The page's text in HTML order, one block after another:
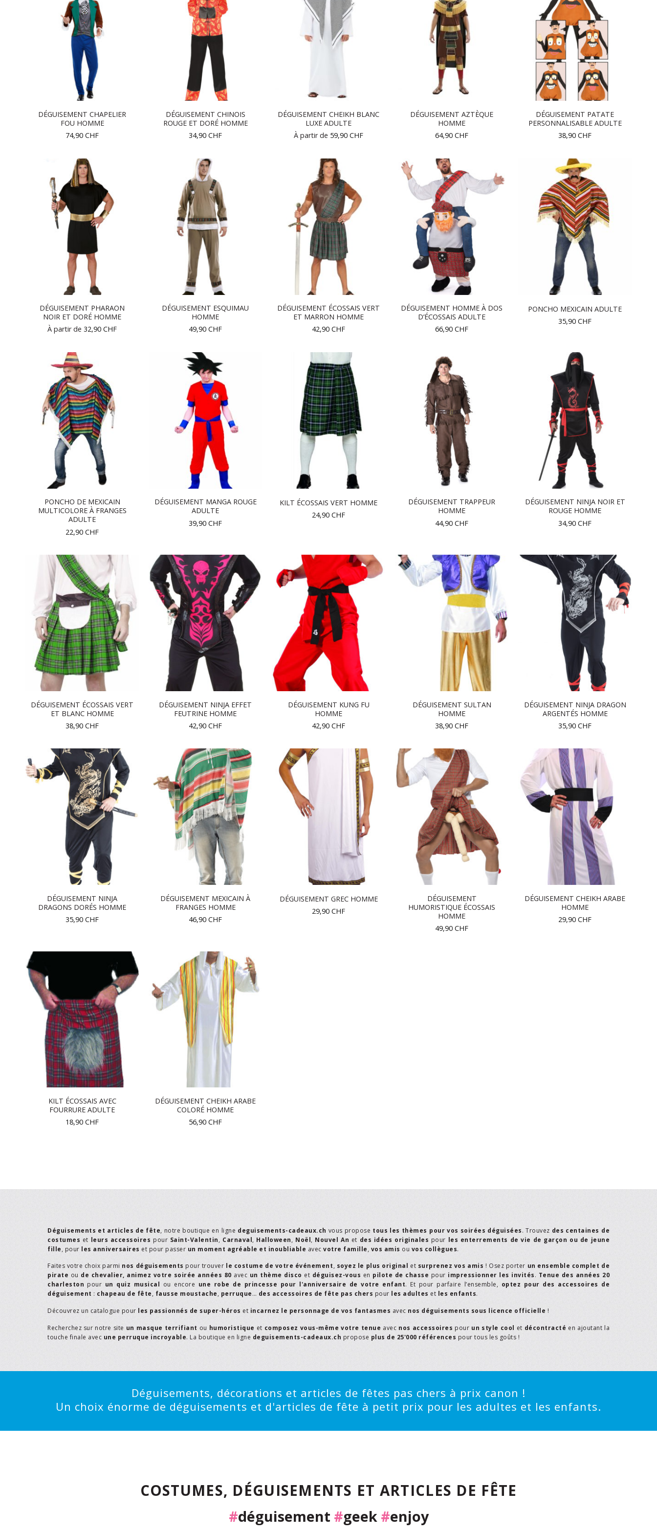
DÉGUISEMENT CHAPELIER
FOU HOMME
74,90 CHF
DÉGUISEMENT CHINOIS
ROUGE ET DORÉ HOMME
34,90 CHF
DÉGUISEMENT CHEIKH BLANC
LUXE ADULTE
À partir de 59,90 CHF
DÉGUISEMENT AZTÈQUE
HOMME
64,90 CHF
DÉGUISEMENT PATATE
PERSONNALISABLE ADULTE
38,90 CHF
DÉGUISEMENT PHARAON
NOIR ET DORÉ HOMME
À partir de 32,90 CHF
DÉGUISEMENT ESQUIMAU
HOMME
49,90 CHF
DÉGUISEMENT ÉCOSSAIS VERT
ET MARRON HOMME
42,90 CHF
DÉGUISEMENT HOMME À DOS
D’ÉCOSSAIS ADULTE
66,90 CHF
PONCHO MEXICAIN ADULTE
35,90 CHF
PONCHO DE MEXICAIN
MULTICOLORE À FRANGES
ADULTE
22,90 CHF
DÉGUISEMENT MANGA ROUGE
ADULTE
39,90 CHF
KILT ÉCOSSAIS VERT HOMME
24,90 CHF
DÉGUISEMENT TRAPPEUR
HOMME
44,90 CHF
DÉGUISEMENT NINJA NOIR ET
ROUGE HOMME
34,90 CHF
DÉGUISEMENT ÉCOSSAIS VERT
ET BLANC HOMME
38,90 CHF
DÉGUISEMENT NINJA EFFET
FEUTRINE HOMME
42,90 CHF
DÉGUISEMENT KUNG FU
HOMME
42,90 CHF
DÉGUISEMENT SULTAN
HOMME
38,90 CHF
DÉGUISEMENT NINJA DRAGON
ARGENTÉS HOMME
35,90 CHF
DÉGUISEMENT NINJA
DRAGONS DORÉS HOMME
35,90 CHF
DÉGUISEMENT MEXICAIN À
FRANGES HOMME
46,90 CHF
DÉGUISEMENT GREC HOMME
29,90 CHF
DÉGUISEMENT
HUMORISTIQUE ÉCOSSAIS
HOMME
49,90 CHF
DÉGUISEMENT CHEIKH ARABE
HOMME
29,90 CHF
KILT ÉCOSSAIS AVEC
FOURRURE ADULTE
18,90 CHF
DÉGUISEMENT CHEIKH ARABE
COLORÉ HOMME
56,90 CHF
Déguisements et articles de fête, notre boutique en ligne deguisements-cadeaux.ch vous propose tous les thèmes pour vos soirées déguisées. Trouvez des centaines de
costumes et leurs accessoires pour Saint-Valentin, Carnaval, Halloween, Noël, Nouvel An et des idées originales pour les enterrements de vie de garçon ou de jeune
fille, pour les anniversaires et pour passer un moment agréable et inoubliable avec votre famille, vos amis ou vos collègues.
Faites votre choix parmi nos déguisements pour trouver le costume de votre événement, soyez le plus original et surprenez vos amis ! Osez porter un ensemble complet de
pirate ou de chevalier, animez votre soirée années 80 avec un thème disco et déguisez-vous en pilote de chasse pour impressionner les invités. Tenue des années 20
charleston pour un quiz musical ou encore une robe de princesse pour l'anniversaire de votre enfant. Et pour parfaire l’ensemble, optez pour des accessoires de
déguisement : chapeau de fête, fausse moustache, perruque… des accessoires de fête pas chers pour les adultes et les enfants.
Découvrez un catalogue pour les passionnés de super-héros et incarnez le personnage de vos fantasmes avec nos déguisements sous licence officielle !
Recherchez sur notre site un masque terrifiant ou humoristique et composez vous-même votre tenue avec nos accessoires pour un style cool et décontracté en ajoutant la
touche finale avec une perruque incroyable. La boutique en ligne deguisements-cadeaux.ch propose plus de 25'000 références pour tous les goûts !
Déguisements, décorations et articles de fêtes pas chers à prix canon !
Un choix énorme de déguisements et d'articles de fête à petit prix pour les adultes et les enfants.
COSTUMES, DÉGUISEMENTS ET ARTICLES DE FÊTE
#déguisement #geek #enjoy